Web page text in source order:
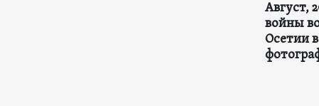
Август,
войны
Осетии